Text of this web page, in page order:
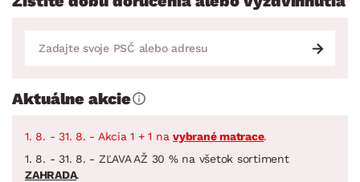
Aktuálne akcie
1. 8. - 31. 8. - Akcia 1 + 1 na vybrané matrace.
1. 8. - 31. 8. - ZĽAVA AŽ 30 % na všetok sortiment
ZAHRADA.